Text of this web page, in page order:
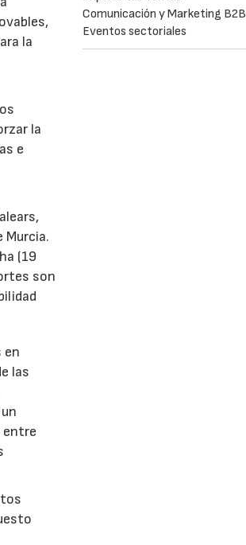
la
la
e
Murcia.
(19
son
en
las
entre
Comunicación y Marketing B2B
Eventos sectoriales